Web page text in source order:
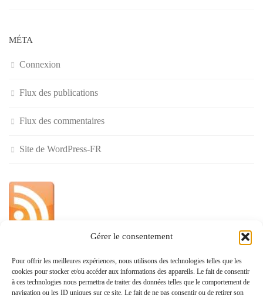
Gérer le consentement
Pour offrir les meilleures expériences, nous utilisons des technologies telles que les
cookies pour stocker et/ou accéder aux informations des appareils. Le fait de consentir
à ces technologies nous permettra de traiter des données telles que le comportement de
navigation ou les ID uniques sur ce site. Le fait de ne pas consentir ou de retirer son
MÉTA
Connexion
Flux des publications
Flux des commentaires
Site de WordPress-FR
»
Politique de confidentialité